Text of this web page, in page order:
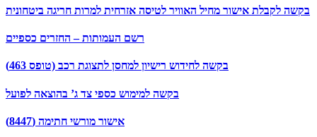
בקשה לקבלת אישור מחיל האוויר לטיסה אזרחית למרות חריגה ביטחונית
רשם העמותות – החזרים כספיים
בקשה לחידוש רישיון למחסן לתצוגת רכב (טופס 463)
בקשה למימוש כספי צד ג’ בהוצאה לפועל
אישור מורשי חתימה (8447)